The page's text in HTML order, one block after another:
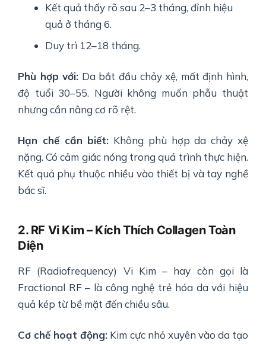
Kết quả thấy rõ sau 2–3 tháng, đỉnh hiệu
quả ở tháng 6.
Duy trì 12–18 tháng.
Phù hợp với: Da bắt đầu chảy xệ, mất định hình,
độ tuổi 30–55. Người không muốn phẫu thuật
nhưng cần nâng cơ rõ rệt.
Hạn chế cần biết: Không phù hợp da chảy xệ
nặng. Có cảm giác nóng trong quá trình thực hiện.
Kết quả phụ thuộc nhiều vào thiết bị và tay nghề
bác sĩ.
2. RF Vi Kim – Kích Thích Collagen Toàn
Diện
RF (Radiofrequency) Vi Kim – hay còn gọi là
Fractional RF – là công nghệ trẻ hóa da với hiệu
quả kép từ bề mặt đến chiều sâu.
Cơ chế hoạt động: Kim cực nhỏ xuyên vào da tạo